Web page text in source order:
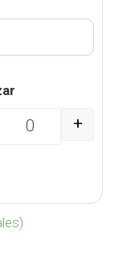
Army Urban
+